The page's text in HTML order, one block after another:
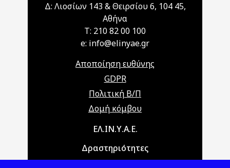
Δ: Λιοσίων 143 & Θειρσίου 6, 104 45,
Αθήνα
T: 210 82 00 100
e: info@elinyae.gr
Αποποίηση ευθύνης
GDPR
Πολιτική Β/Π
Δομή κόμβου
Main navigationΕΛ.ΙΝ.Υ.Α.Ε.
Δραστηριότητες